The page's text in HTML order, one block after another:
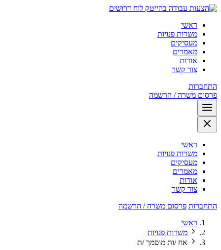
לוח דרושים
ראשי
משרות פנויות
מעסיקים
מאמרים
אודות
צור קשר
התחברות
פרסום משרה / הרשמה
ראשי
משרות פנויות
מעסיקים
מאמרים
אודות
צור קשר
התחברות פרסום משרה / הרשמה
ראשי
משרות פנויות
אח /ות מוסמך /ת